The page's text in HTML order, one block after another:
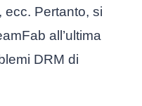
ecc. Pertanto, si
all’ultima
DRM di